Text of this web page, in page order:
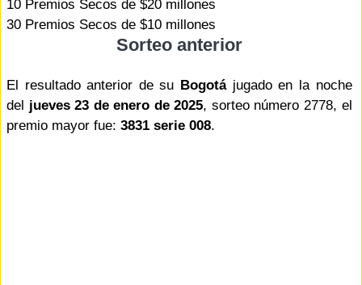
10 Premios Secos de $20 millones
30 Premios Secos de $10 millones
Sorteo anterior
El resultado anterior de su Bogotájugado en la noche
del jueves 23 de enero de 2025, sorteo número 2778, el
premio mayor fue: 3831 serie 008.